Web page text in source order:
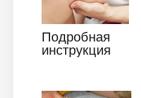
Подробная
инструкция